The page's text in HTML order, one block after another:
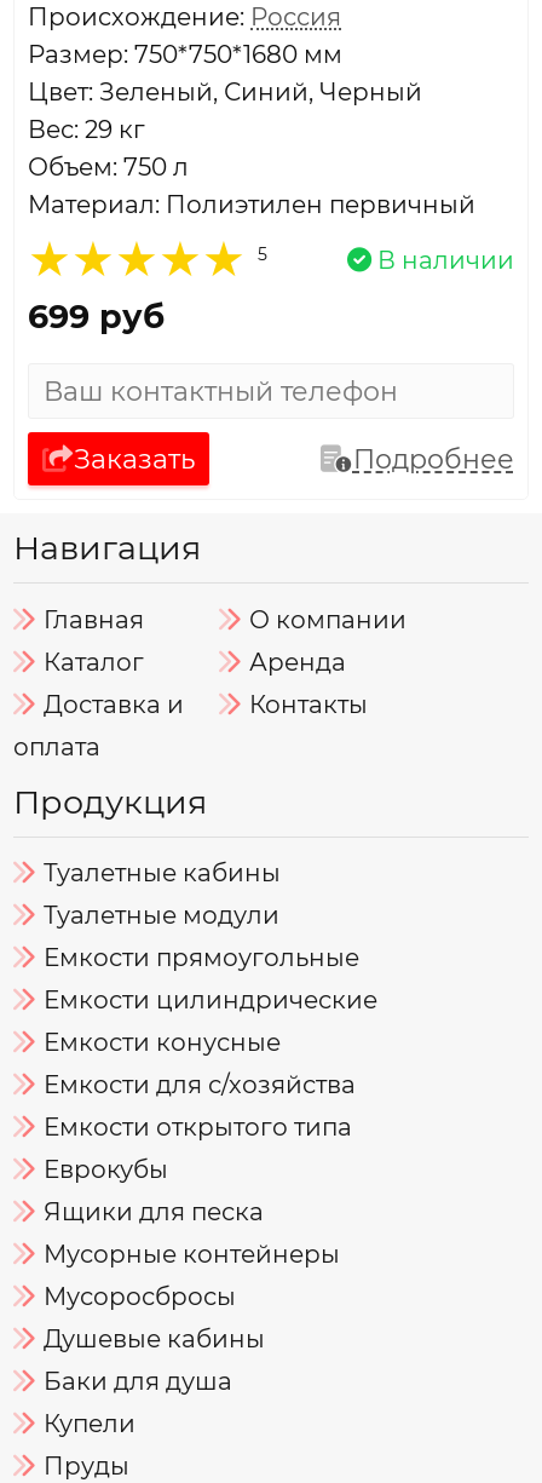
Проиcхождение: Россия
Размер: 750*750*1680 мм
Цвет: Зеленый, Синий, Черный
Вес: 29 кг
Объем: 750 л
Материал: Полиэтилен первичный
5 В наличии
699 руб
Заказать Подробнее
Навигация
Главная
О компании
Каталог
Аренда
Доставка и
оплата
Контакты
Продукция
Туалетные кабины
Туалетные модули
Емкости прямоугольные
Емкости цилиндрические
Емкости конусные
Емкости для с/хозяйства
Емкости открытого типа
Еврокубы
Ящики для песка
Мусорные контейнеры
Мусоросбросы
Душевые кабины
Баки для душа
Купели
Пруды